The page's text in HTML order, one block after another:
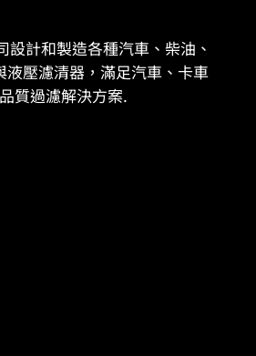
計和製造各種汽車、柴油、
壓濾清器，滿足汽車、卡車
質過濾解決方案.